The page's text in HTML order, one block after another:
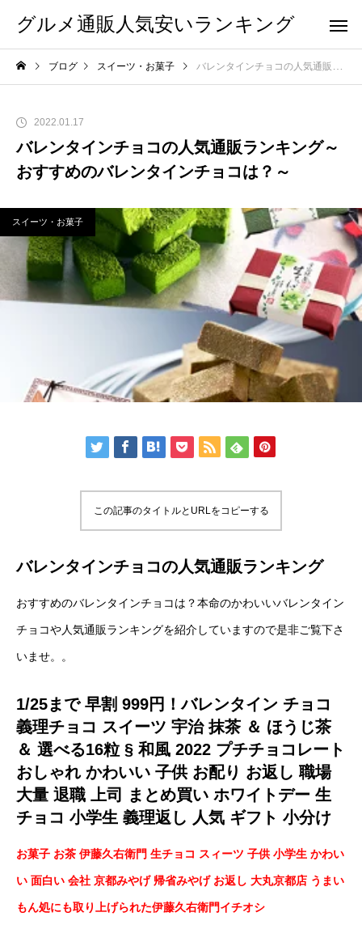
グルメ通販人気安いランキング
ブログ スイーツ・お菓子 バレンタインチョコの人気通販ランキング～おすすめのバレンタインチョコは？～
2022.01.17
バレンタインチョコの人気通販ランキング～
おすすめのバレンタインチョコは？～
スイーツ・お菓子
この記事のタイトルとURLをコピーする
バレンタインチョコの人気通販ランキング
おすすめのバレンタインチョコは？本命のかわいいバレンタイン
チョコや人気通販ランキングを紹介していますので是非ご覧下さ
いませ。。
1/25まで 早割 999円！バレンタイン チョコ
義理チョコ スイーツ 宇治 抹茶 ＆ ほうじ茶
＆ 選べる16粒 § 和風 2022 プチチョコレート
おしゃれ かわいい 子供 お配り お返し 職場
大量 退職 上司 まとめ買い ホワイトデー 生
チョコ 小学生 義理返し 人気 ギフト 小分け
お菓子 お茶 伊藤久右衛門 生チョコ スィーツ 子供 小学生 かわい
い 面白い 会社 京都みやげ 帰省みやげ お返し 大丸京都店 うまい
もん処にも取り上げられた伊藤久右衛門イチオシ